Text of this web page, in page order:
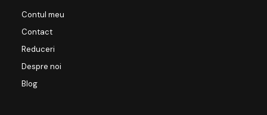
Contul meu
Contact
Reduceri
Despre noi
Blog